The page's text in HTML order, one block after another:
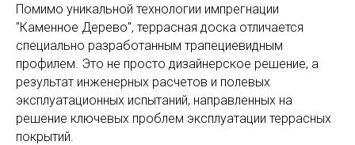
Помимо уникальной технологии импрегнации
"Каменное Дерево", террасная доска отличается
специально разработанным трапециевидным
профилем. Это не просто дизайнерское решение, а
результат инженерных расчетов и полевых
эксплуатационных испытаний, направленных на
решение ключевых проблем эксплуатации террасных
покрытий.